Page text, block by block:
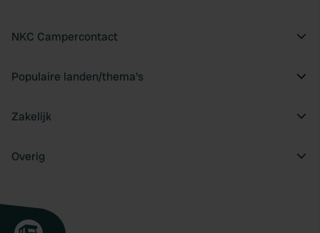
NKC Campercontact
Populaire landen/thema's
Zakelijk
Overig